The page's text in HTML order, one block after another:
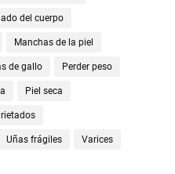
del cuerpo
Manchas de la piel
de gallo Perder peso
Piel seca
Uñas frágiles Varices